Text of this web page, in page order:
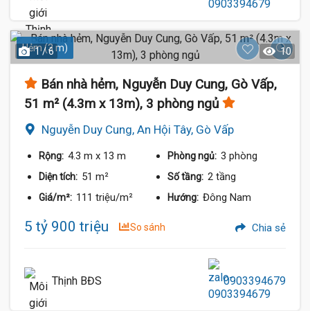
Hẻm (3 m)
1 / 6 10
Bán nhà hẻm, Nguyễn Duy Cung, Gò Vấp,
51 m² (4.3m x 13m), 3 phòng ngủ
Nguyễn Duy Cung, An Hội Tây, Gò Vấp
Rộng: 4.3 m x 13 m Phòng ngủ: 3 phòng
Diện tích: 51 m² Số tầng: 2 tầng
Giá/m²: 111 triệu/m² Hướng: Đông Nam
5 tỷ 900 triệu So sánh Chia sẻ
Thịnh BĐS 0903394679